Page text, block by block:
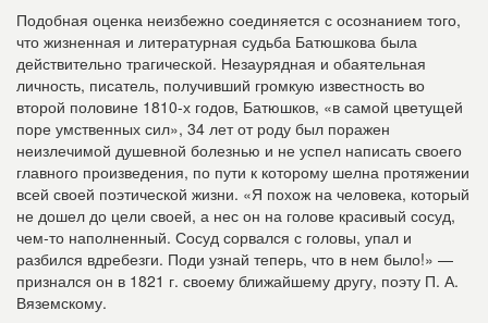
Подобная оценка неизбежно соединяется с осознанием того,
что жизненная и литературная судьба Батюшкова была
действительно трагической. Незаурядная и обаятельная
личность, писатель, получивший громкую известность во
второй половине 1810-х годов, Батюшков, «в самой цветущей
поре умственных сил», 34 лет от роду был поражен
неизлечимой душевной болезнью и не успел написать своего
главного произведения, по пути к которому шелна протяжении
всей своей поэтической жизни. «Я похож на человека, который
не дошел до цели своей, а нес он на голове красивый сосуд,
чем-то наполненный. Сосуд сорвался с головы, упал и
разбился вдребезги. Поди узнай теперь, что в нем было!» —
признался он в 1821 г. своему ближайшему другу, поэту П. А.
Вяземскому.